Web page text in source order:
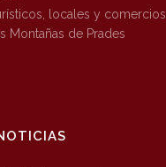
locales y comercios
Montañas de Prades